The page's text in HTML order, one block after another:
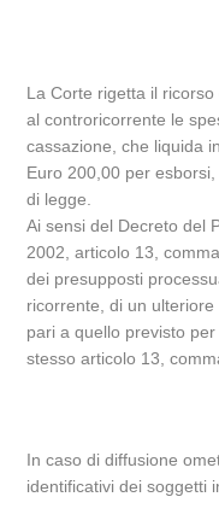
La Corte rigetta il
al controricorrente le
cassazione, che liquida
Euro 200,00 per
di legge.
Ai sensi del Decreto del
2002, articolo 13,
dei presupposti
ricorrente, di un
pari a quello previsto
stesso articolo 13,
In caso di diffusione
identificativi dei soggetti